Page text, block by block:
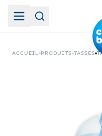
ACCUEIL PRODUITS TASSES